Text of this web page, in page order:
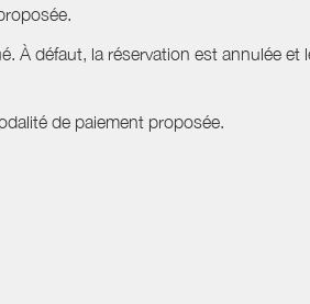
À défaut, la réservation est annulée
de paiement proposée.